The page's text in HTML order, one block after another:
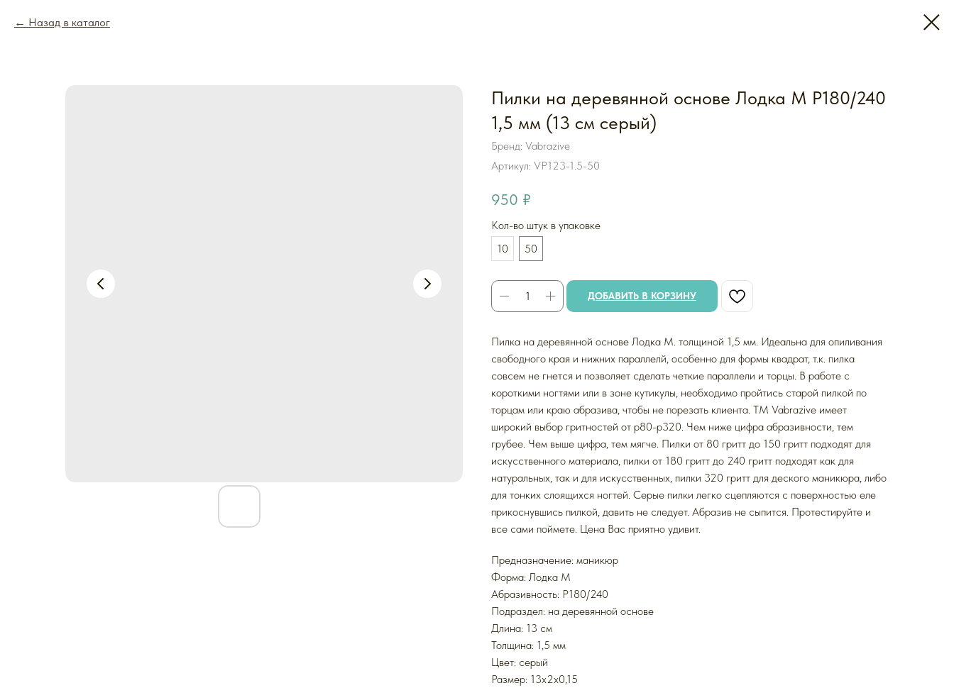
Назад в каталог
Пилки на деревянной основе Лодка M P180/240
1,5 мм (13 см серый)
Бренд: Vabrazive
Артикул: VP123-1.5-50
950 ₽
Кол-во штук в упаковке
10
50
ДОБАВИТЬ В КОРЗИНУ
Пилка на деревянной основе Лодка M. толщиной 1,5 мм. Идеальна для опиливания
свободного края и нижних параллелй, особенно для формы квадрат, т.к. пилка
совсем не гнется и позволяет сделать четкие параллели и торцы. В работе с
короткими ногтями или в зоне кутикулы, необходимо пройтись старой пилкой по
торцам или краю абразива, чтобы не порезать клиента. ТМ Vabrazive имеет
широкий выбор гритностей от p80-p320. Чем ниже цифра абразивности, тем
грубее. Чем выше цифра, тем мягче. Пилки от 80 гритт до 150 гритт подходят для
искусственного материала, пилки от 180 гритт до 240 гритт подходят как для
натуральных, так и для искусственных, пилки 320 гритт для деского маникюра, либо
для тонких слоящихся ногтей. Серые пилки легко сцепляются с поверхностью еле
прикоснувшись пилкой, давить не следует. Абразив не сыпится. Протестируйте и
все сами поймете. Цена Вас приятно удивит.
Предназначение: маникюр
Форма: Лодка M
Абразивность: P180/240
Подраздел: на деревянной основе
Длина: 13 см
Толщина: 1,5 мм
Цвет: серый
Размер: 13x2x0,15